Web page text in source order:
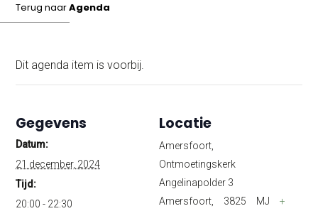
Terug naarAgenda
Dit agenda item is voorbij.
Gegevens
Datum:
21 december, 2024
Tijd:
20:00 - 22:30
Locatie
Amersfoort,
Ontmoetingskerk
Angelinapolder 3
Amersfoort
3825 MJ
+